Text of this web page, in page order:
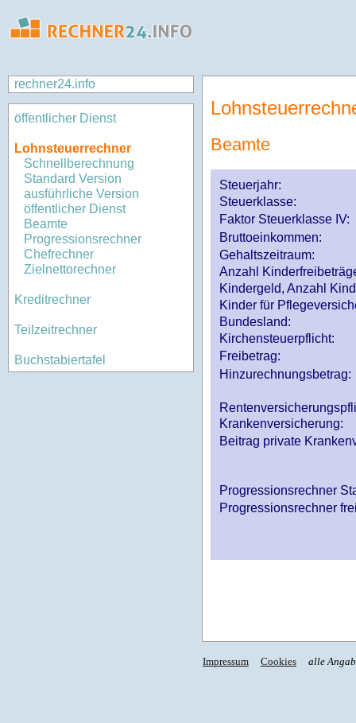
rechner24.info
öffentlicher Dienst
Lohnsteuerrechner
Schnellberechnung
Standard Version
ausführliche Version
öffentlicher Dienst
Beamte
Progressionsrechner
Chefrechner
Zielnettorechner
Kreditrechner
Teilzeitrechner
Buchstabiertafel
Beamte
Steuerjahr:
Steuerklasse:
Faktor Steuerklasse IV:
Bruttoeinkommen:
Gehaltszeitraum:
Anzahl
Kindergeld, Anzahl
Kinder für
Bundesland:
Kirchensteuerpflicht:
Freibetrag:
Hinzurechnungsbetrag:
Krankenversicherung:
Beitrag private
Progressionsrechner
Progressionsrechner
Impressum Cookies alle